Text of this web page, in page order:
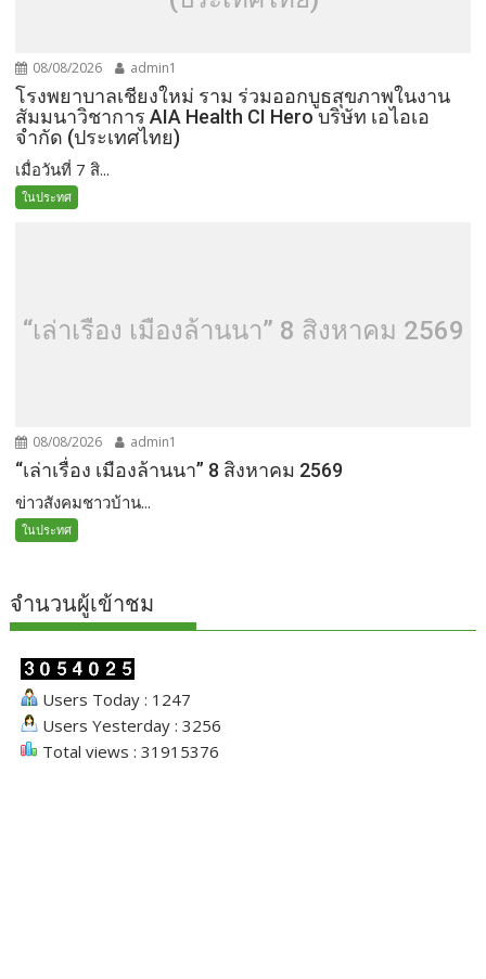
08/08/2026 admin1
โรงพยาบาลเชียงใหม่ ราม ร่วมออกบูธสุขภาพในงาน
สัมมนาวิชาการ AIA Health CI Hero บริษัท เอไอเอ
จำกัด (ประเทศไทย)
เมื่อวันที่ 7 สิ...
ในประทศ
“เล่าเรื่อง เมืองล้านนา” 8 สิงหาคม 2569
08/08/2026 admin1
“เล่าเรื่อง เมืองล้านนา” 8 สิงหาคม 2569
ข่าวสังคมชาวบ้าน...
ในประทศ
จำนวนผู้เข้าชม
Users Today : 1247
Users Yesterday : 3256
Total views : 31915376